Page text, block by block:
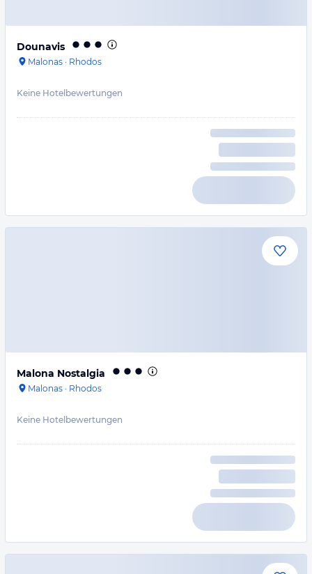
Dounavis
Malonas · Rhodos
Keine Hotelbewertungen
Malona Nostalgia
Malonas · Rhodos
Keine Hotelbewertungen